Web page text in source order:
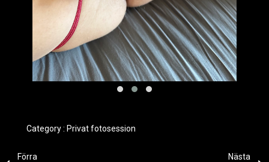
Category : Privat fotosession
Förra
Nästa